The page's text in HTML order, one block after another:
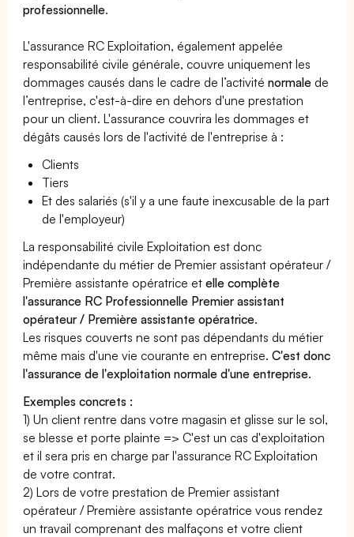
professionnelle.
L'assurance RC Exploitation, également appelée
responsabilité civile générale, couvre uniquement les
dommages causés dans le cadre de l’activiténormale de
l’entreprise, c'est-à-dire en dehors d'une prestation
pour un client. L'assurance couvrira les dommages et
dégâts causés lors de l'activité de l'entreprise à :
Clients
Tiers
Et des salariés (s'il y a une faute inexcusable de la part
de l'employeur)
La responsabilité civile Exploitation est donc
indépendante du métier de Premier assistant opérateur /
Première assistante opératrice etelle complète
l'assurance RC Professionnelle Premier assistant
opérateur / Première assistante opératrice.
Les risques couverts ne sont pas dépendants du métier
même mais d'une vie courante en entreprise.C'est donc
l'assurance de l'exploitation normale d'une entreprise.
Exemples concrets :
1) Un client rentre dans votre magasin et glisse sur le sol,
se blesse et porte plainte => C'est un cas d'exploitation
et il sera pris en charge par l'assurance RC Exploitation
de votre contrat.
2) Lors de votre prestation de Premier assistant
opérateur / Première assistante opératrice vous rendez
un travail comprenant des malfaçons et votre client